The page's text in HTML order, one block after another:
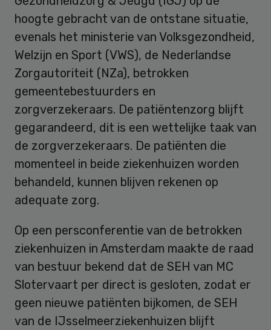
hoogte gebracht van de ontstane situatie,
evenals het ministerie van Volksgezondheid,
Welzijn en Sport (VWS), de Nederlandse
Zorgautoriteit (NZa), betrokken
gemeentebestuurders en
zorgverzekeraars. De patiëntenzorg blijft
gegarandeerd, dit is een wettelijke taak van
de zorgverzekeraars. De patiënten die
momenteel in beide ziekenhuizen worden
behandeld, kunnen blijven rekenen op
adequate zorg.
Op een persconferentie van de betrokken
ziekenhuizen in Amsterdam maakte de raad
van bestuur bekend dat de SEH van MC
Slotervaart per direct is gesloten, zodat er
geen nieuwe patiënten bijkomen, de SEH
van de IJsselmeerziekenhuizen blijft